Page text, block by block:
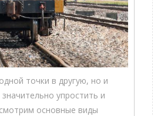
точки в другую, но и
упростить и
основные виды